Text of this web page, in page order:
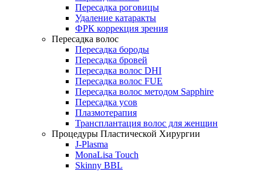
Пересадка роговицы
Удаление катаракты
ФРК коррекция зрения
Пересадка волос
Пересадка бороды
Пересадка бровей
Пересадка волос DHI
Пересадка волос FUE
Пересадка волос методом Sapphire
Пересадка усов
Плазмотерапия
Трансплантация волос для женщин
Процедуры Пластической Хирургии
J-Plasma
MonaLisa Touch
Skinny BBL